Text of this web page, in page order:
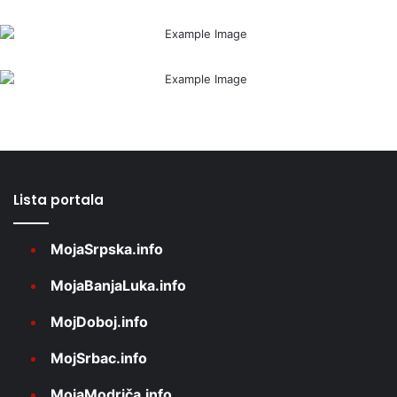
Lista portala
MojaSrpska.info
MojaBanjaLuka.info
MojDoboj.info
MojSrbac.info